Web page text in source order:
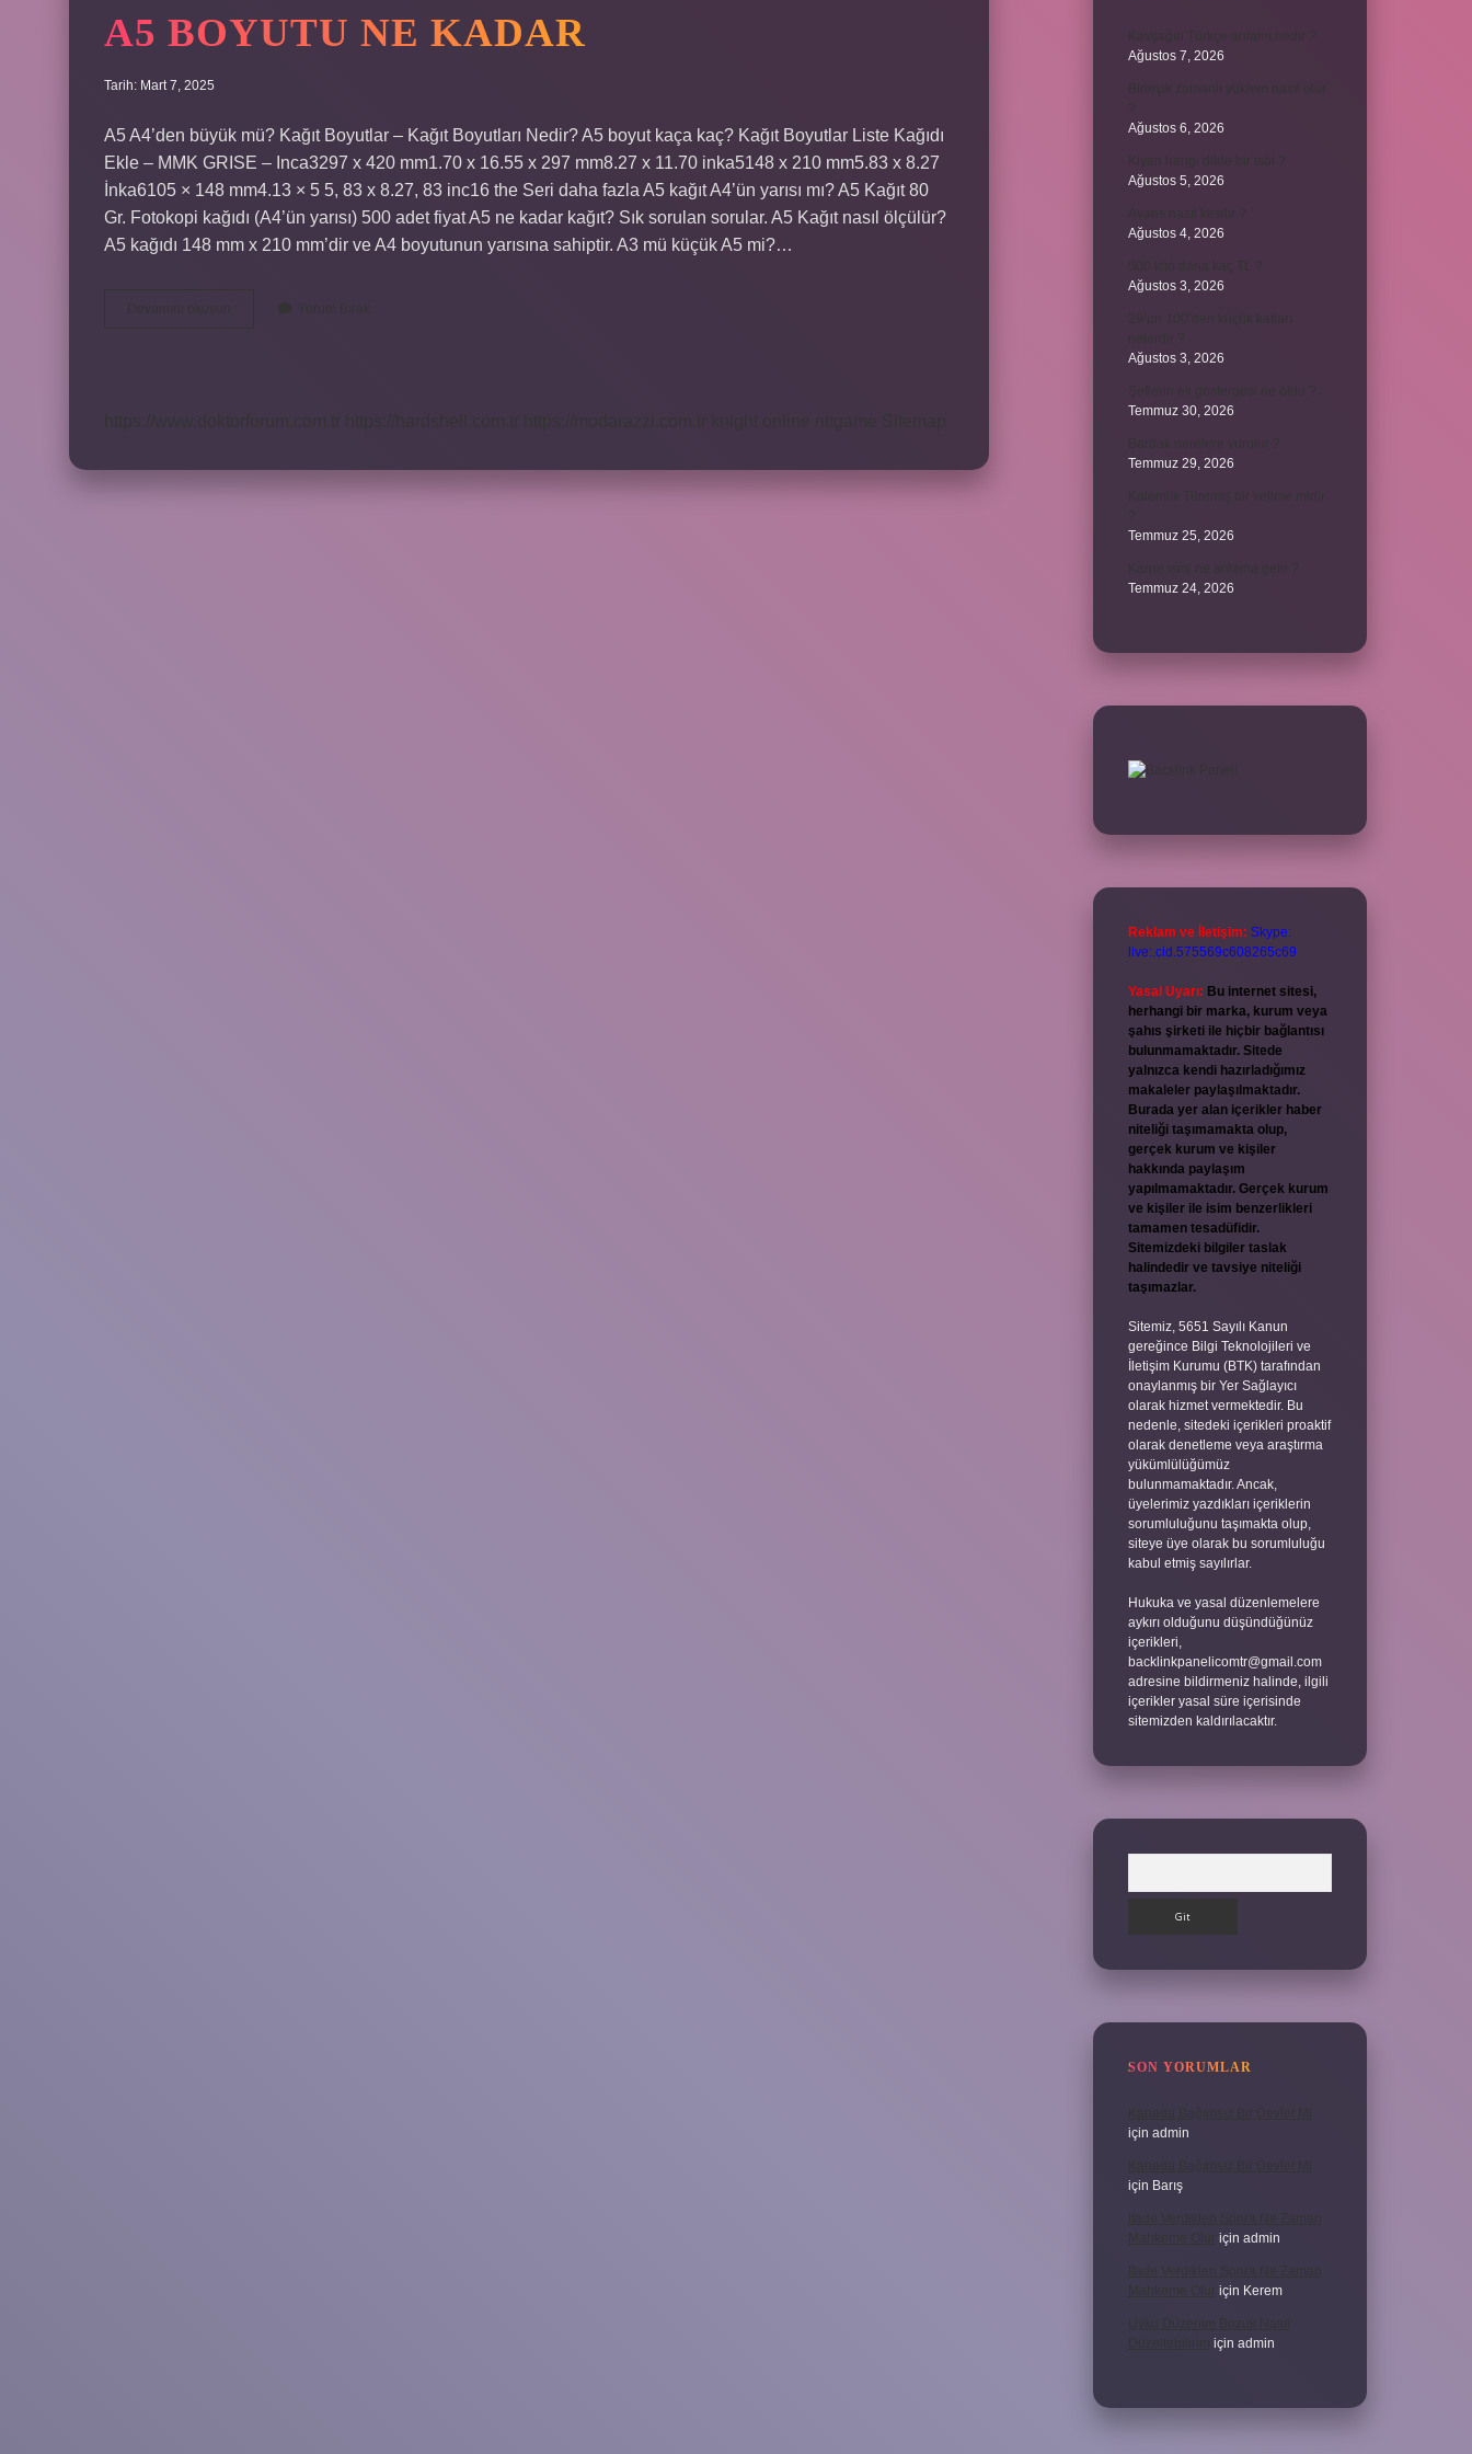
A5 BOYUTU NE KADAR
Tarih: Mart 7, 2025
A5 A4’den büyük mü? Kağıt Boyutlar – Kağıt Boyutları Nedir? A5 boyut kaça kaç? Kağıt Boyutlar Liste Kağıdı
Ekle – MMK GRISE – Inca3297 x 420 mm1.70 x 16.55 x 297 mm8.27 x 11.70 inka5148 x 210 mm5.83 x 8.27
İnka6105 × 148 mm4.13 × 5 5, 83 x 8.27, 83 inc16 the Seri daha fazla A5 kağıt A4’ün yarısı mı? A5 Kağıt 80
Gr. Fotokopi kağıdı (A4’ün yarısı) 500 adet fiyat A5 ne kadar kağıt? Sık sorulan sorular. A5 Kağıt nasıl ölçülür?
A5 kağıdı 148 mm x 210 mm’dir ve A4 boyutunun yarısına sahiptir. A3 mü küçük A5 mi?…
Ağustos 7, 2026
Ağustos 6, 2026
Ağustos 5, 2026
Ağustos 4, 2026
Ağustos 3, 2026
Ağustos 3, 2026
Temmuz 30, 2026
Temmuz 29, 2026
Temmuz 25, 2026
Temmuz 24, 2026
Reklam ve İletişim: Skype:
live:.cid.575569c608265c69
Yasal Uyarı: Bu internet sitesi,
herhangi bir marka, kurum veya
şahıs şirketi ile hiçbir bağlantısı
bulunmamaktadır. Sitede
yalnızca kendi hazırladığımız
makaleler paylaşılmaktadır.
Burada yer alan içerikler haber
niteliği taşımamakta olup,
gerçek kurum ve kişiler
hakkında paylaşım
yapılmamaktadır. Gerçek kurum
ve kişiler ile isim benzerlikleri
tamamen tesadüfidir.
Sitemizdeki bilgiler taslak
halindedir ve tavsiye niteliği
taşımazlar.
Sitemiz, 5651 Sayılı Kanun
gereğince Bilgi Teknolojileri ve
İletişim Kurumu (BTK) tarafından
onaylanmış bir Yer Sağlayıcı
olarak hizmet vermektedir. Bu
nedenle, sitedeki içerikleri proaktif
olarak denetleme veya araştırma
yükümlülüğümüz
bulunmamaktadır. Ancak,
üyelerimiz yazdıkları içeriklerin
sorumluluğunu taşımakta olup,
siteye üye olarak bu sorumluluğu
kabul etmiş sayılırlar.
Hukuka ve yasal düzenlemelere
aykırı olduğunu düşündüğünüz
içerikleri,
backlinkpanelicomtr@gmail.com
adresine bildirmeniz halinde, ilgili
içerikler yasal süre içerisinde
sitemizden kaldırılacaktır.
SON YORUMLAR
Kanada Bağımsız Bir Devlet Mi
için admin
Kanada Bağımsız Bir Devlet Mi
için Barış
Ifade Verdikten Sonra Ne Zaman
Mahkeme Olur için admin
Ifade Verdikten Sonra Ne Zaman
Mahkeme Olur için Kerem
Uyku Düzenim Bozuk Nasıl
Düzeltebilirim
için admin